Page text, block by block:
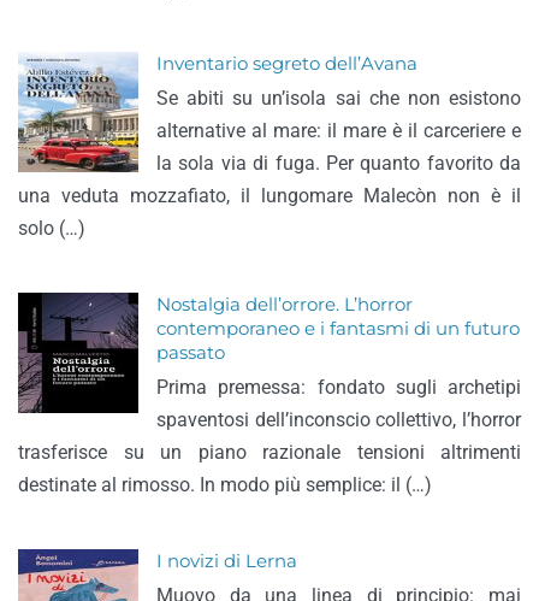
Inventario segreto dell’Avana
Se abiti su un’isola sai che non esistono
alternative al mare: il mare è il carceriere e
la sola via di fuga. Per quanto favorito da
una veduta mozzafiato, il lungomare Malecòn non è il
solo (…)
Nostalgia dell’orrore. L’horror
contemporaneo e i fantasmi di un futuro
passato
Prima premessa: fondato sugli archetipi
spaventosi dell’inconscio collettivo, l’horror
trasferisce su un piano razionale tensioni altrimenti
destinate al rimosso. In modo più semplice: il (…)
I novizi di Lerna
Muovo da una linea di principio: mai